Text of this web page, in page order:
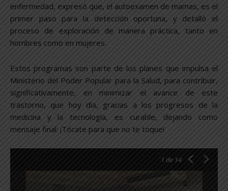
enfermedad, expresó que, el autoexamen de mamas, es el
primer paso para la detección oportuna, y detalló el
proceso de exploración de manera práctica, tanto en
hombres como en mujeres.
Estos programas son parte de los planes que impulsa el
Ministerio del Poder Popular para la Salud, para contribuir,
significativamente, en minimizar el avance de este
trastorno, que hoy día, gracias a los progresos de la
medicina y la tecnología, es curable, dejando como
mensaje final: ¡Tócate para que no te toque!
1 de 14